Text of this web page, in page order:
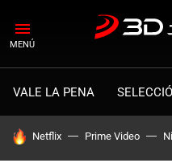
MENÚ
VALE LA PENA
HOY SE HABLA DE
Netflix Prime Video